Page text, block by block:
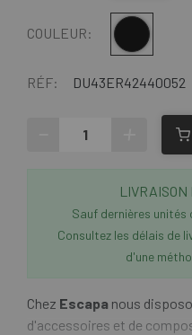
COULEUR: Multi
RÉF: DU43ER42440052
Sauf dernières
Consultez les délais de
d'une
Chez Escapa nous
d'accessoires et de